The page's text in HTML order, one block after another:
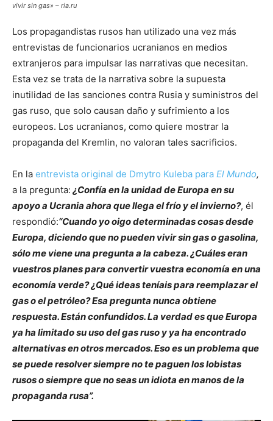
vivir sin gas» – ria.ru
Los propagandistas rusos han utilizado una vez más
entrevistas de funcionarios ucranianos en medios
extranjeros para impulsar las narrativas que necesitan.
Esta vez se trata de la narrativa sobre la supuesta
inutilidad de las sanciones contra Rusia y suministros del
gas ruso, que solo causan daño y sufrimiento a los
europeos. Los ucranianos, como quiere mostrar la
propaganda del Kremlin, no valoran tales sacrificios.
En la entrevista original de Dmytro Kuleba para El Mundo,
a la pregunta: ¿Confía en la unidad de Europa en su
apoyo a Ucrania ahora que llega el frío y el invierno?, él
respondió:“Cuando yo oigo determinadas cosas desde
Europa, diciendo que no pueden vivir sin gas o gasolina,
sólo me viene una pregunta a la cabeza. ¿Cuáles eran
vuestros planes para convertir vuestra economía en una
economía verde? ¿Qué ideas teníais para reemplazar el
gas o el petróleo? Esa pregunta nunca obtiene
respuesta. Están confundidos. La verdad es que Europa
ya ha limitado su uso del gas ruso y ya ha encontrado
alternativas en otros mercados. Eso es un problema que
se puede resolver siempre no te paguen los lobistas
rusos o siempre que no seas un idiota en manos de la
propaganda rusa”.